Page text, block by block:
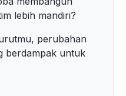
lebih mandiri?
perubahan
berdampak untuk